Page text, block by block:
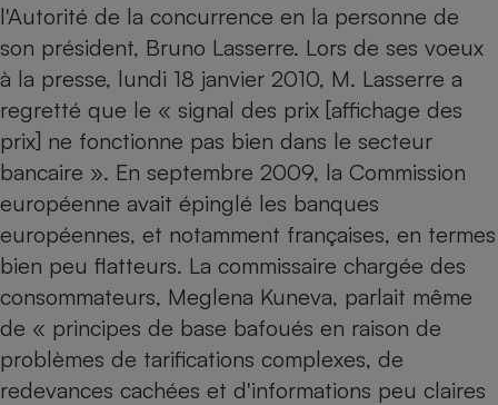
l'Autorité de la concurrence en la personne de
son président, Bruno Lasserre. Lors de ses voeux
à la presse, lundi 18 janvier 2010, M. Lasserre a
regretté que le « signal des prix [affichage des
prix] ne fonctionne pas bien dans le secteur
bancaire ». En septembre 2009, la Commission
européenne avait épinglé les banques
européennes, et notamment françaises, en termes
bien peu flatteurs. La commissaire chargée des
consommateurs, Meglena Kuneva, parlait même
de « principes de base bafoués en raison de
problèmes de tarifications complexes, de
redevances cachées et d'informations peu claires
Complément
alimentaire
bouteille
Assurance emprunteur
Banque
Gros électroménager
Petit électroménager -
Lave-linge
Internet
Téléphonie
Téléviseur
Matelas
Mutuelle
Antimoustique